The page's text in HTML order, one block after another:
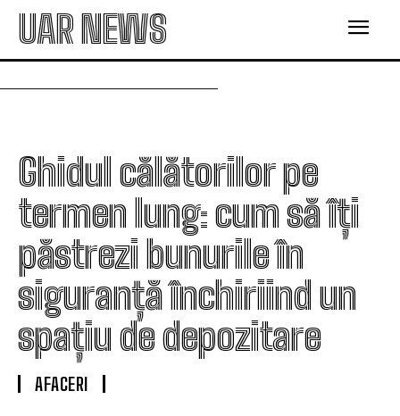
UAR NEWS
Ghidul călătorilor pe
termen lung: cum să îți
păstrezi bunurile în
siguranță închiriind un
spațiu de depozitare
AFACERI